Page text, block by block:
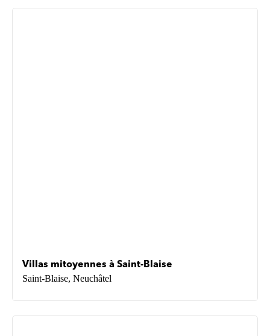
Villas mitoyennes à Saint-Blaise
Saint-Blaise, Neuchâtel